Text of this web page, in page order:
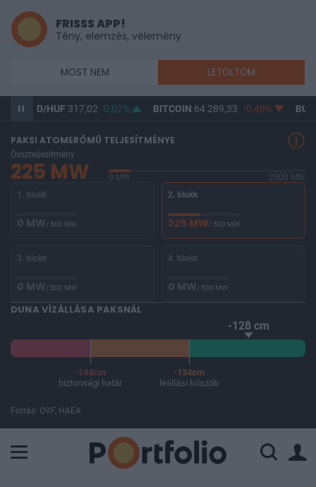
FRISSS APP!
Tény, elemzés, vélemény
MOST NEM LETÖLTÖM
HUF317,02 0,02% BITCOIN64 289,33 -0,48% BUX 146
PAKSI ATOMERŐMŰ TELJESÍTMÉNYE
Összteljesítmény
225 MW 0 MW
2000 MW
1. blokk
0 MW/ 500 MW
2. blokk
225 MW/ 500 MW
3. blokk
0 MW/ 500 MW
4. blokk
0 MW/ 500 MW
DUNA VÍZÁLLÁSA PAKSNÁL
-128 cm
-144cm
biztonsági határ
-134cm
leállási küszöb
Forrás: OVF, HAEA